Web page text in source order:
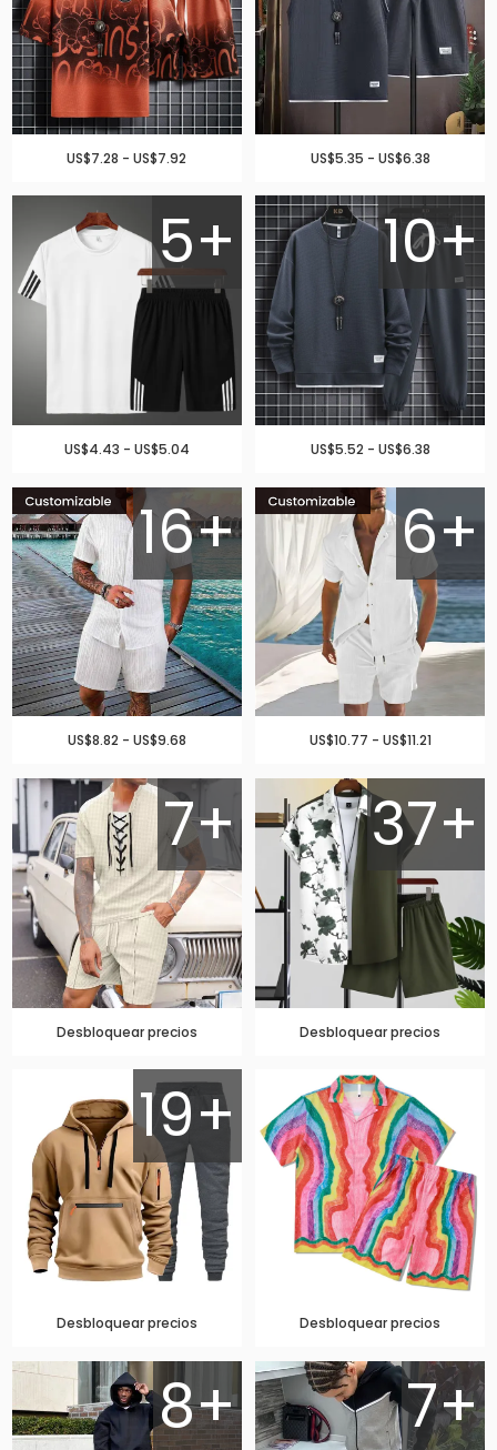
US$7.28 - US$7.92 US$5.35 - US$6.38
5+
US$4.43 - US$5.04
10+
US$5.52 - US$6.38
16+
US$8.82 - US$9.68
6+
US$10.77 - US$11.21
7+
Desbloquear precios
37+
Desbloquear precios
19+
Desbloquear precios Desbloquear precios
8+ 7+